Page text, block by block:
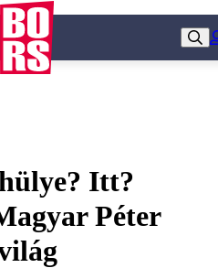
Itt?
Péter